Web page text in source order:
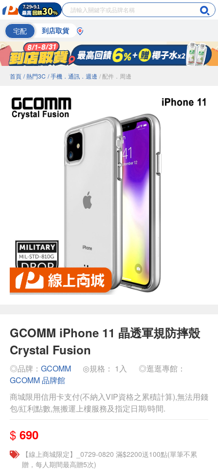
宅配 到店取貨
首頁 / 熱門3C / 手機．通訊．週邊 / 配件．周邊
GCOMM iPhone 11 晶透軍規防摔殼
Crystal Fusion
◎品牌： GCOMM ◎規格： 1入
◎逛逛專館：
GCOMM 品牌館
商城限用信用卡支付(不納入VIP資格之累積計算),無法用錢
包/紅利點數,無搬運上樓服務及指定日期/時間.
$ 690
【線上商城限定】_0729-0820 滿$2200送100點(單筆不累
贈，每人期間最高贈5次)